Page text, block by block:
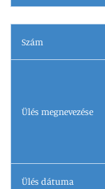
Szám
Ülés megnevezése
Ülés dátuma